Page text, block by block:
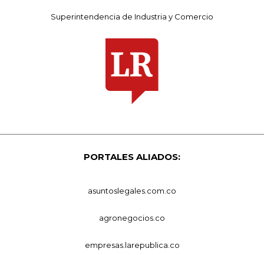
Superintendencia de Industria y Comercio
PORTALES ALIADOS:
asuntoslegales.com.co
agronegocios.co
empresas.larepublica.co